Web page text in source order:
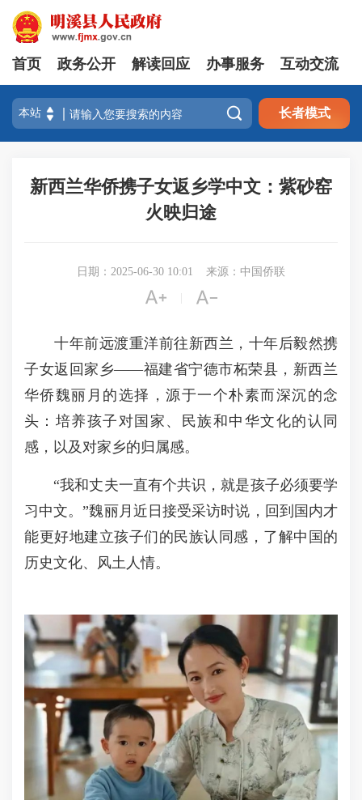
首页 政务公开 解读回应 办事服务 互动交流
 长者模式
新西兰华侨携子女返乡学中文：紫砂窑
火映归途
日期：2025-06-30 10:01 来源：中国侨联
 
十年前远渡重洋前往新西兰，十年后毅然携
子女返回家乡——福建省宁德市柘荣县，新西兰
华侨魏丽月的选择，源于一个朴素而深沉的念
头：培养孩子对国家、民族和中华文化的认同
感，以及对家乡的归属感。
“我和丈夫一直有个共识，就是孩子必须要学
习中文。”魏丽月近日接受采访时说，回到国内才
能更好地建立孩子们的民族认同感，了解中国的
历史文化、风土人情。